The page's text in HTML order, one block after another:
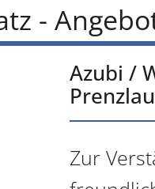
-
Azubi /
Zur